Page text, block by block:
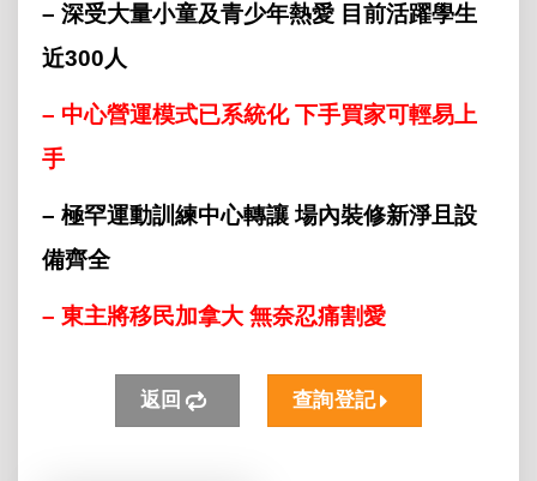
– 深受大量小童及青少年熱愛 目前活躍學生
近300人
– 中心營運模式已系統化 下手買家可輕易上
手
– 極罕運動訓練中心轉讓 場內裝修新淨且設
備齊全
– 東主將移民加拿大 無奈忍痛割愛
返回 查詢登記